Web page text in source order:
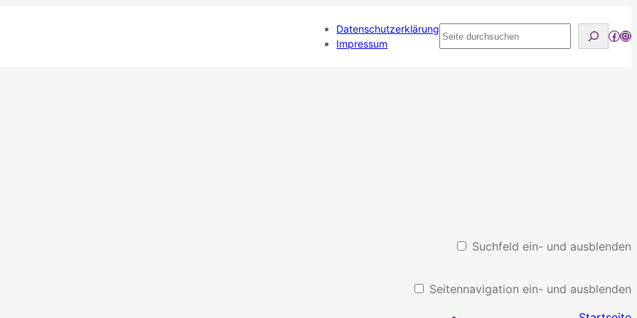
Datenschutzerklärung
Impressum
Seite
durchsuchen
Suchfeld ein- und ausblenden
Seitennavigation ein- und ausblenden